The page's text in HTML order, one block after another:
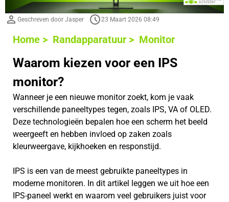
Geschreven door Jasper 23 Maart 2026 08:49
Home > Randapparatuur > Monitor
Waarom kiezen voor een IPS
monitor?
Wanneer je een nieuwe monitor zoekt, kom je vaak
verschillende paneeltypes tegen, zoals IPS, VA of OLED.
Deze technologieën bepalen hoe een scherm het beeld
weergeeft en hebben invloed op zaken zoals
kleurweergave, kijkhoeken en responstijd.
IPS is een van de meest gebruikte paneeltypes in
moderne monitoren. In dit artikel leggen we uit hoe een
IPS-paneel werkt en waarom veel gebruikers juist voor